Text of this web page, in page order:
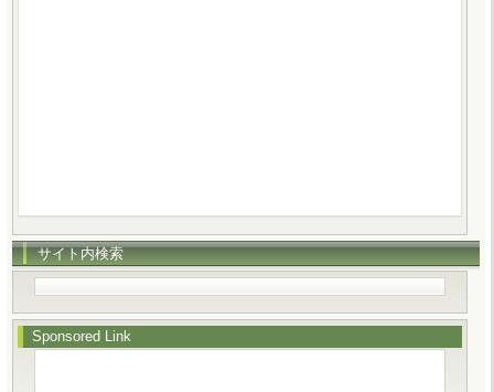
サイト内検索
Sponsored Link